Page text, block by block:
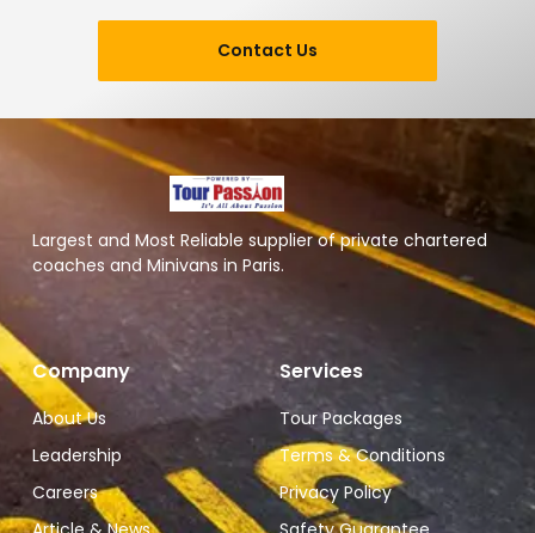
Contact Us
Largest and Most Reliable supplier of private chartered
coaches and Minivans in Paris.
Company
About Us
Leadership
Careers
Services
Tour Packages
Terms & Conditions
Privacy Policy